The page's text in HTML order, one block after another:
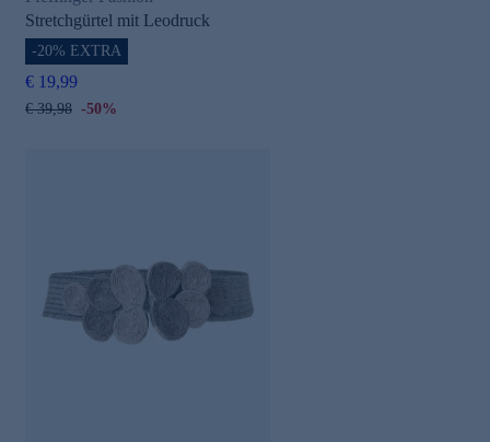
Stretchgürtel mit Leodruck
-20% EXTRA
€ 19,99
€ 39,98 -50%